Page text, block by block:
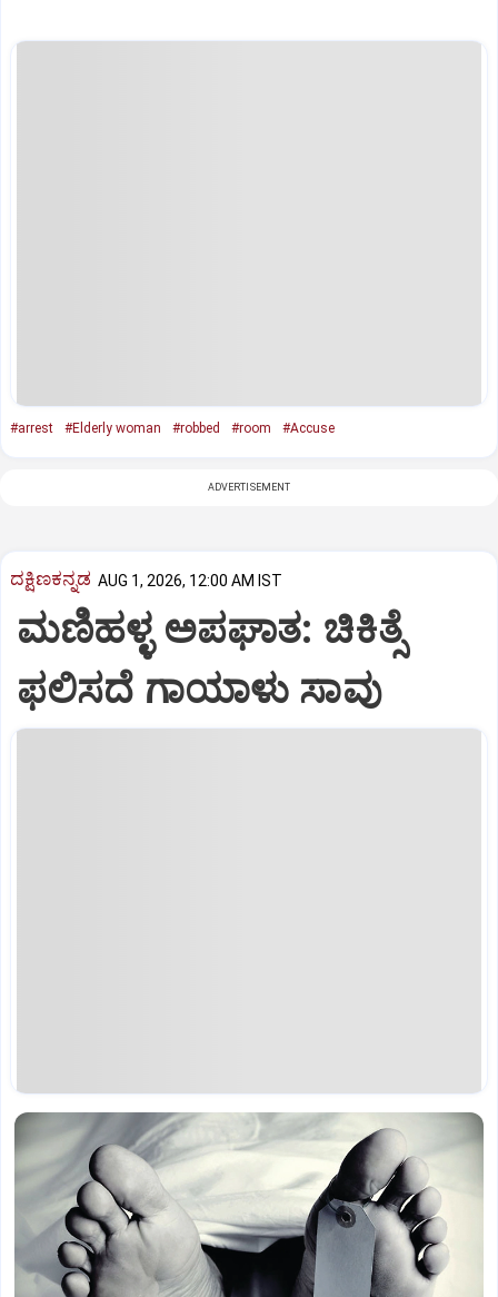
#arrest #Elderly woman #robbed #room #Accuse
ADVERTISEMENT
ದಕ್ಷಿಣಕನ್ನಡ AUG 1, 2026, 12:00 AM IST
ಮಣಿಹಳ್ಳ ಅಪಘಾತ: ಚಿಕಿತ್ಸೆ
ಫಲಿಸದೆ ಗಾಯಾಳು ಸಾವು